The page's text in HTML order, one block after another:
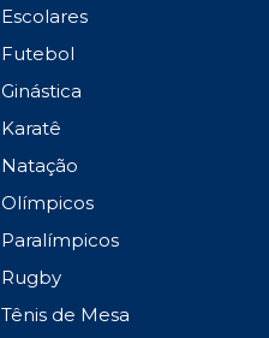
Escolares
Futebol
Ginástica
Karatê
Natação
Olímpicos
Paralímpicos
Rugby
Tênis de Mesa